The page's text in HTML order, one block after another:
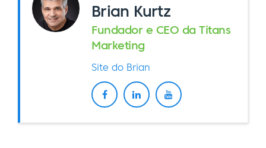
Brian Kurtz
Fundador e CEO da Titans
Marketing
Site do Brian